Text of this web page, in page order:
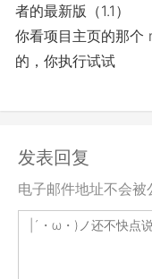
者的最新版（1.1）
你看项目主页的那个
的，你执行试试
发表回复
电子邮件地址不会